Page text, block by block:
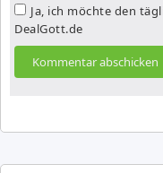
Ja, ich möchte den
DealGott.de